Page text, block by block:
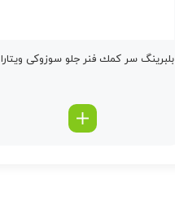
بلبرینگ سر كمك فنر جلو سوزوکی ویتارا